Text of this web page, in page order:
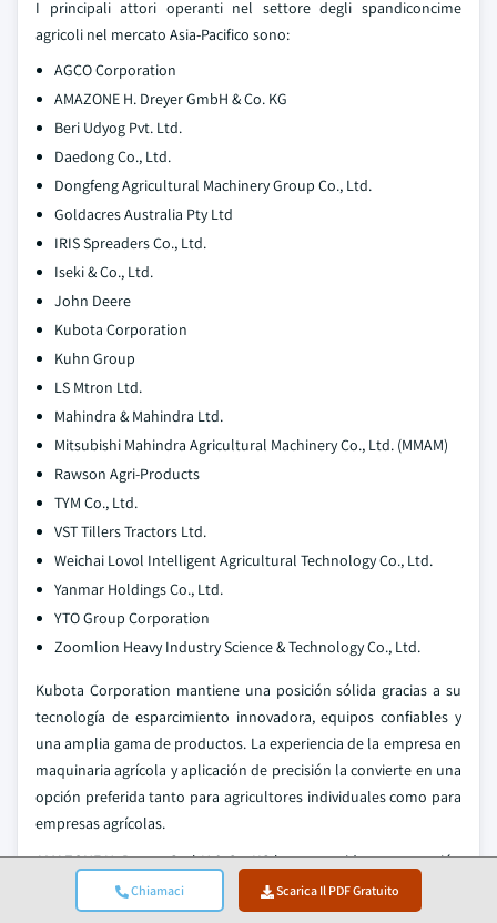
Chiamaci Scarica Il PDF Gratuito
I principali attori operanti nel settore degli spandiconcime
agricoli nel mercato Asia-Pacifico sono:
AGCO Corporation
AMAZONE H. Dreyer GmbH & Co. KG
Beri Udyog Pvt. Ltd.
Daedong Co., Ltd.
Dongfeng Agricultural Machinery Group Co., Ltd.
Goldacres Australia Pty Ltd
IRIS Spreaders Co., Ltd.
Iseki & Co., Ltd.
John Deere
Kubota Corporation
Kuhn Group
LS Mtron Ltd.
Mahindra & Mahindra Ltd.
Mitsubishi Mahindra Agricultural Machinery Co., Ltd. (MMAM)
Rawson Agri-Products
TYM Co., Ltd.
VST Tillers Tractors Ltd.
Weichai Lovol Intelligent Agricultural Technology Co., Ltd.
Yanmar Holdings Co., Ltd.
YTO Group Corporation
Zoomlion Heavy Industry Science & Technology Co., Ltd.
Kubota Corporation mantiene una posición sólida gracias a su
tecnología de esparcimiento innovadora, equipos confiables y
una amplia gama de productos. La experiencia de la empresa en
maquinaria agrícola y aplicación de precisión la convierte en una
opción preferida tanto para agricultores individuales como para
empresas agrícolas.
AMAZONE H. Dreyer GmbH & Co. KG ha construido su reputación
mediante la excelencia en fabricación, precisión en el
esparcimiento y la capacidad de atender diversos segmentos del